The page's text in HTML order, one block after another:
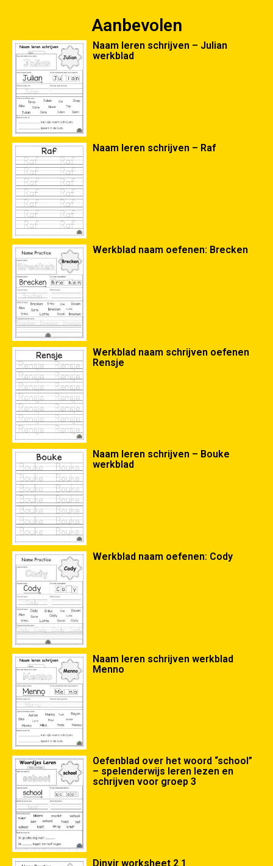
Aanbevolen
Naam leren schrijven – Julian
werkblad
Naam leren schrijven – Raf
Werkblad naam oefenen: Brecken
Werkblad naam schrijven oefenen
Rensje
Naam leren schrijven – Bouke
werkblad
Werkblad naam oefenen: Cody
Naam leren schrijven werkblad
Menno
Oefenblad over het woord “school”
– spelenderwijs leren lezen en
schrijven voor groep 3
Dinvir worksheet 2 1